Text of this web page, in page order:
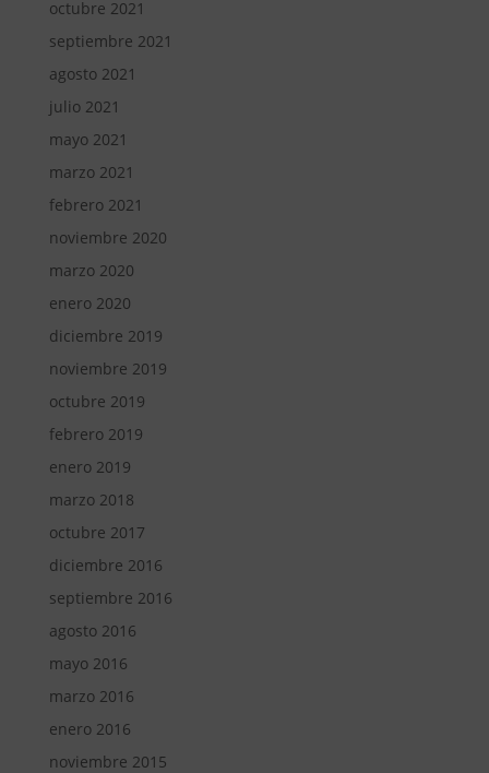
octubre 2021
septiembre 2021
agosto 2021
julio 2021
mayo 2021
marzo 2021
febrero 2021
noviembre 2020
marzo 2020
enero 2020
diciembre 2019
noviembre 2019
octubre 2019
febrero 2019
enero 2019
marzo 2018
octubre 2017
diciembre 2016
septiembre 2016
agosto 2016
mayo 2016
marzo 2016
enero 2016
noviembre 2015